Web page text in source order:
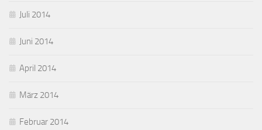
Juli 2014
Juni 2014
April 2014
März 2014
Februar 2014